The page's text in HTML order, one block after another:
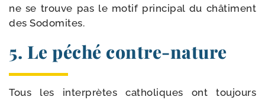
ne se trouve pas le motif prin­ci­pal du châ­ti­ment
des Sodomites.
5. Le péché contre-nature
Tous les inter­prètes catho­liques ont tou­jours